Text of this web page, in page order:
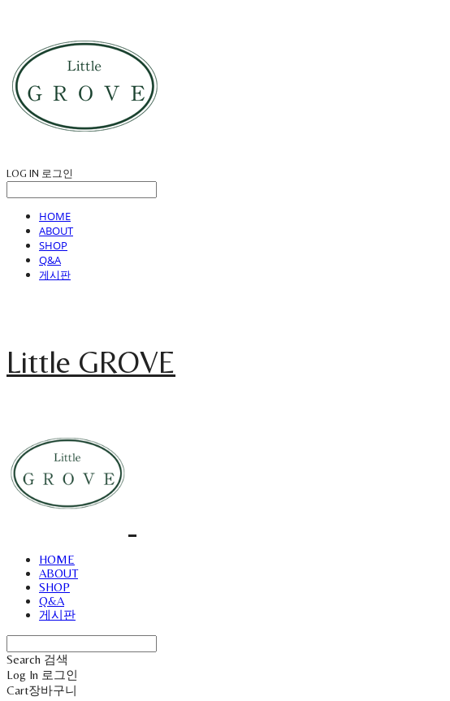
LOG IN 로그인
HOME
ABOUT
SHOP
Q&A
게시판
Little GROVE
HOME
ABOUT
SHOP
Q&A
게시판
Search 검색
Log In 로그인
Cart장바구니